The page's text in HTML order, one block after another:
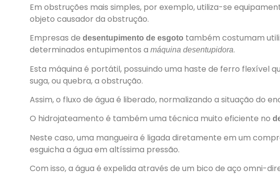
Em obstruções mais simples, por exemplo, utiliza-se
objeto causador da obstrução.
Empresas de desentupimento de esgoto também costumam
determinados entupimentos a máquina desentupidora.
Esta máquina é portátil, possuindo uma haste de ferro flexível
suga, ou quebra, a obstrução.
Assim, o fluxo de água é liberado, normalizando a situação do
O hidrojateamento é também uma técnica muito eficiente no
Neste caso, uma mangueira é ligada diretamente em um
esguicha a água em altíssima pressão.
Com isso, a água é expelida através de um bico de aço omni-